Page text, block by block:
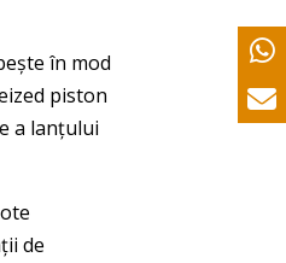
în mod
piston
a lanțului
de